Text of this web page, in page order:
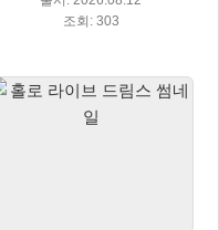
조회: 303